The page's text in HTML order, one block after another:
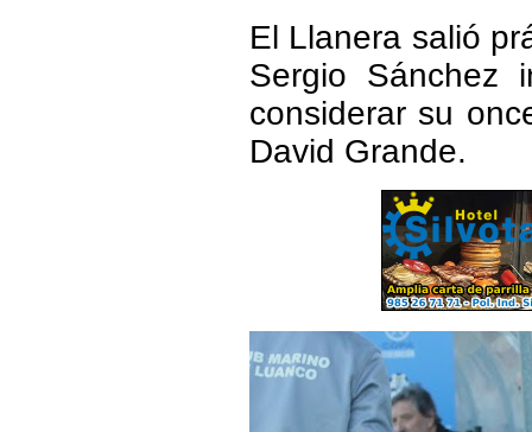
El Llanera salió
Sergio Sánchez
considerar su
David Grande.